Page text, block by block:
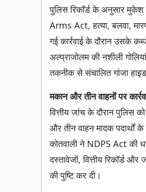
पुलिस रिकॉर्ड के अनुसार
Arms Act, हत्या, बलवा,
गई कार्रवाई के दौरान उसके
अल्प्राजोलम की नशीली
तकनीक से संचालित गांजा
मकान और तीन वाहनों पर
वित्तीय जांच के दौरान पुलिस
और तीन वाहन मादक पदार्थों
कोतवाली ने NDPS Act की
दस्तावेजों, वित्तीय रिकॉर्ड
की पुष्टि कर दी।